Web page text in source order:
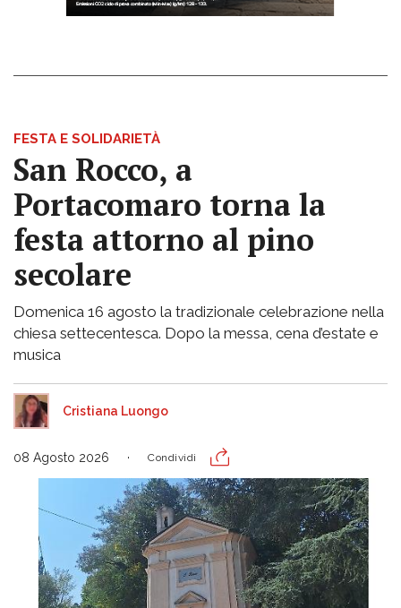
FESTA E SOLIDARIETÀ
San Rocco, a
Portacomaro torna la
festa attorno al pino
secolare
Domenica 16 agosto la tradizionale celebrazione nella
chiesa settecentesca. Dopo la messa, cena d’estate e
musica
Cristiana Luongo
08 Agosto 2026 Condividi